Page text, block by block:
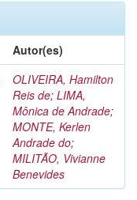
Autor(es)
OLIVEIRA, Hamilton
Reis de; LIMA,
Mônica de Andrade;
MONTE, Kerlen
Andrade do;
MILITÃO, Vivianne
Benevides